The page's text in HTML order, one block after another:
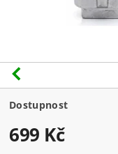
Dostupnost
699 Kč